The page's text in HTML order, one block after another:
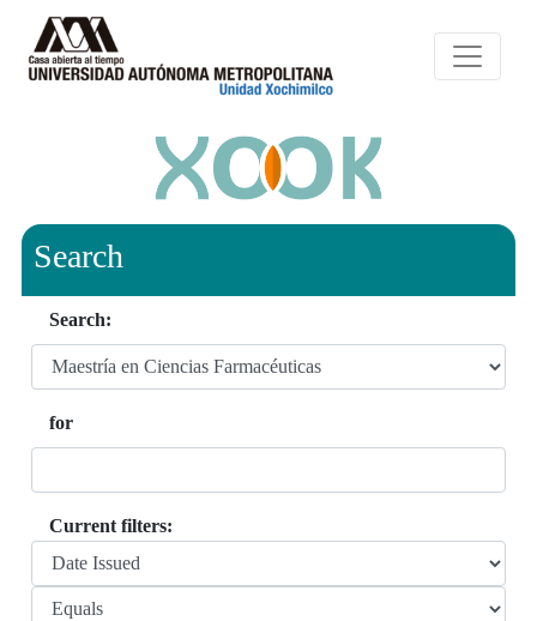
Search
Search:
for
Current filters: